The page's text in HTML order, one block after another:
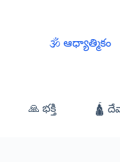
🕉️ ఆధ్యాత్మికం
🙏 భక్తి 🛕